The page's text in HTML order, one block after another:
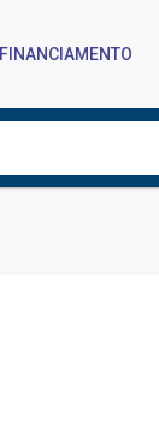
FINANCIAMENTO